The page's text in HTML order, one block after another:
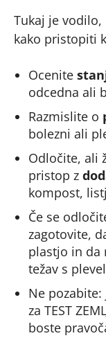
Tukaj je
kako pristopiti
Ocenite
odcedna ali
Razmislite o
bolezni ali
Odločite, ali
pristop z
kompost,
Če se
zagotovite,
plastjo in da
težav s
Ne
za TEST
boste